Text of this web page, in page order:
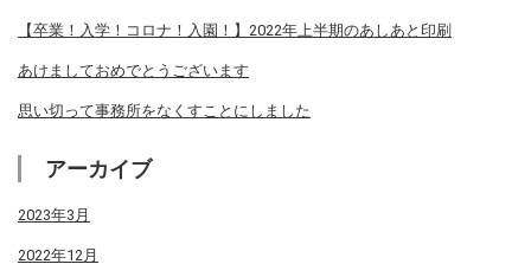
【卒業！入学！コロナ！入園！】2022年上半期のあしあと印刷
あけましておめでとうございます
思い切って事務所をなくすことにしました
アーカイブ
2023年3月
2022年12月